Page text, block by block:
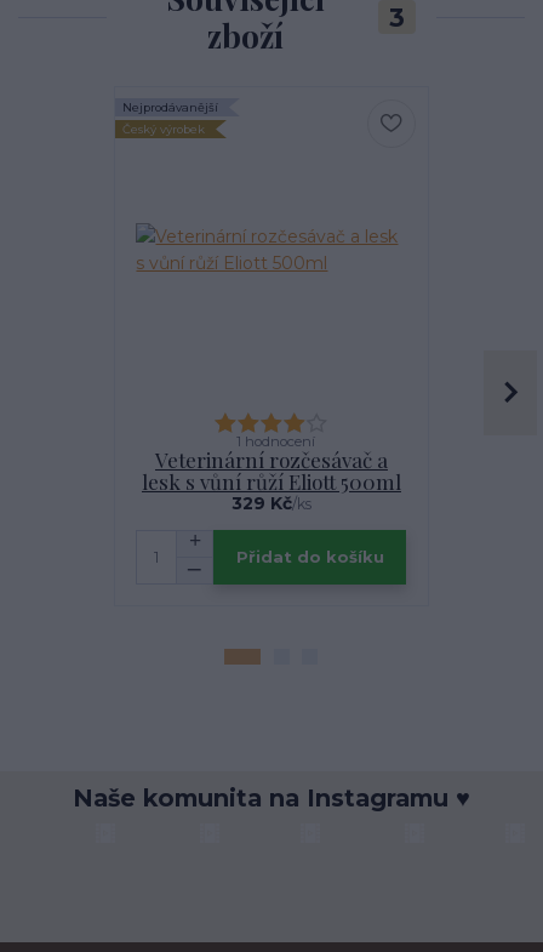
zboží
3
Nejprodávanější
Český výrobek
1 hodnocení
Veterinární rozčesávač a
lesk s vůní růží Eliott 500ml
329 Kč/ks
Přidat do košíku
Naše komunita na Instagramu ♥